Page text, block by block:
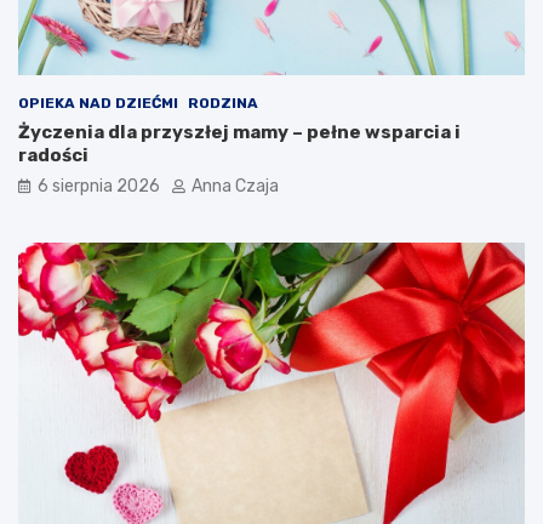
OPIEKA NAD DZIEĆMI RODZINA
Życzenia dla przyszłej mamy – pełne wsparcia i
radości
6 sierpnia 2026 Anna Czaja